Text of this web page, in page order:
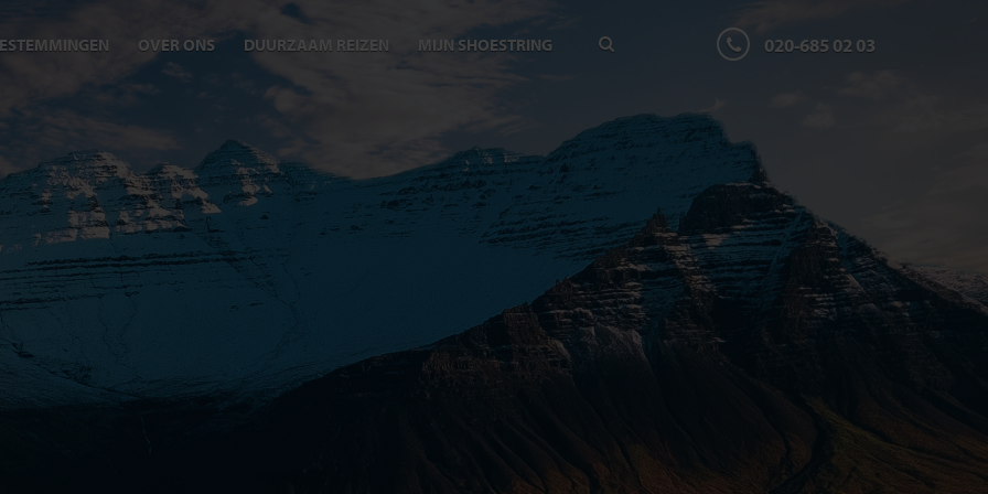
OVER ONS DUURZAAM REIZEN MIJN SHOESTRING 020-685 02 03